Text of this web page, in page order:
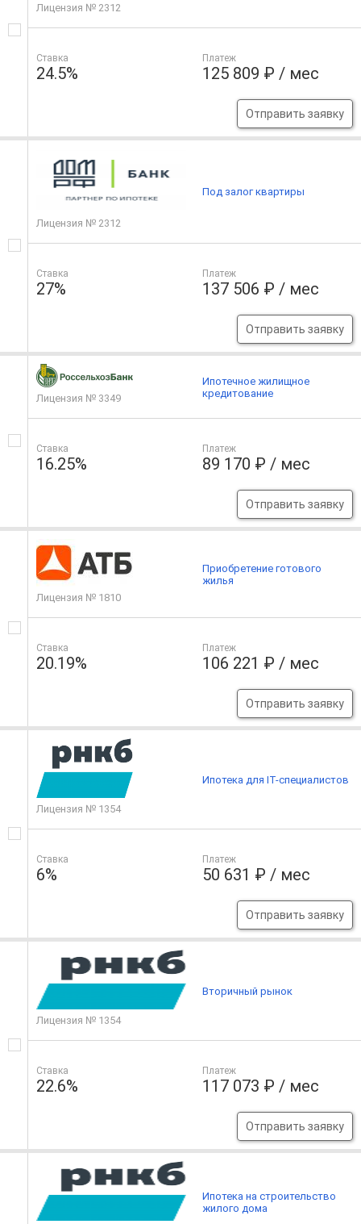
Лицензия № 2312
Ставка
24.5%
Платеж
125 809 ₽ / мес
Отправить заявку
Лицензия № 2312
Ставка
27%
Платеж
137 506 ₽ / мес
Отправить заявку
Под залог квартиры
Лицензия № 3349
Ставка
16.25%
Платеж
89 170 ₽ / мес
Отправить заявку
Ипотечное жилищное
кредитование
Лицензия № 1810
Ставка
20.19%
Платеж
106 221 ₽ / мес
Отправить заявку
Приобретение готового
жилья
Лицензия № 1354
Ставка
6%
Платеж
50 631 ₽ / мес
Отправить заявку
Ипотека для IT-специалистов
Лицензия № 1354
Ставка
22.6%
Платеж
117 073 ₽ / мес
Отправить заявку
Вторичный рынок
Ипотека на строительство
жилого дома